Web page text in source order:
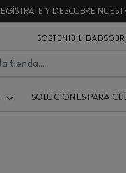
Y DESCUBRE
SOSTENIBILIDAD
SOLUCIONES PARA